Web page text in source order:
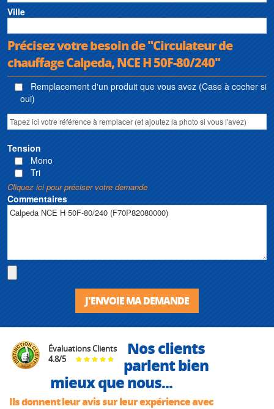
Ville
Précisez votre besoin de "Circulateur de
chauffage Calpeda, NCE H 50F-80/240"
Remplacement d'un produit que vous avez (Case à cocher si
oui)
Tension
Mono
Tri
Cliquez ici pour préciser votre demande
Commentaires
J'ENVOIE MA DEMANDE
Évaluations Clients
4.8/5
Nos clients
parlent bien
mieux que nous...
Ils donnent leur avis sur leur expérience avec